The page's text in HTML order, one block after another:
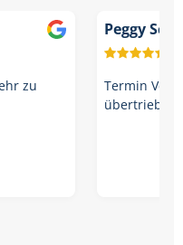
zu
Peggy
Termin